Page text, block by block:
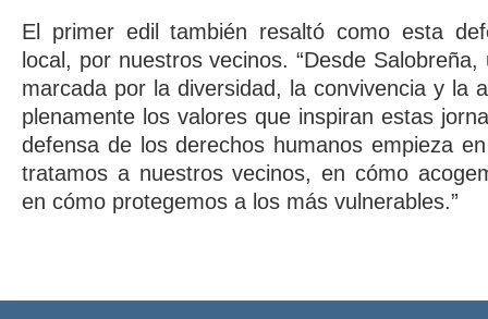
El primer edil también resaltó como esta
local, por nuestros vecinos. “Desde
marcada por la diversidad, la convivencia y la
plenamente los valores que inspiran estas
defensa de los derechos humanos empieza
tratamos a nuestros vecinos, en cómo
en cómo protegemos a los más vulnerables.”